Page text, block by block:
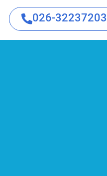
026-32237203